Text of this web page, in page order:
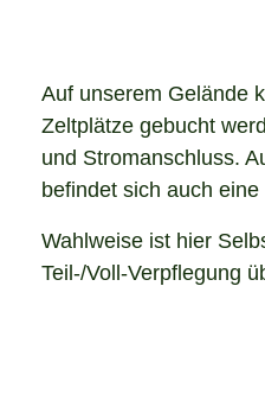
Auf unserem Gelände
Zeltplätze gebucht
und Stromanschluss.
befindet sich auch
Wahlweise ist hier
Teil-/Voll-Verpflegung